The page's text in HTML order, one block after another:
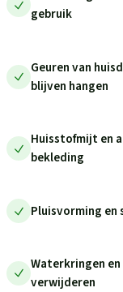
gebruik
Geuren van
blijven hangen
Huisstofmijt en
bekleding
Pluisvorming
Waterkringen
verwijderen